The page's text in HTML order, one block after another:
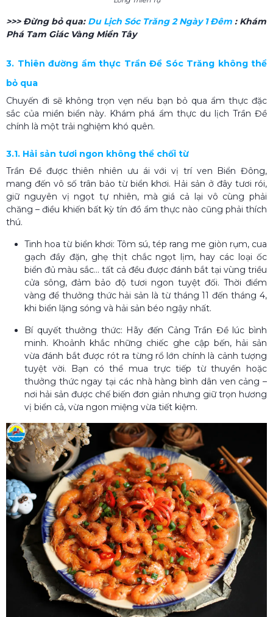
>>> Đừng bỏ qua: Du Lịch Sóc Trăng 2 Ngày 1 Đêm : Khám
Phá Tam Giác Vàng Miền Tây
3. Thiên đường ẩm thực Trần Đề Sóc Trăng không thể
bỏ qua
Chuyến đi sẽ không trọn vẹn nếu bạn bỏ qua ẩm thực đặc
sắc của miền biển này. Khám phá ẩm thực du lịch Trần Đề
chính là một trải nghiệm khó quên.
3.1. Hải sản tươi ngon không thể chối từ
Trần Đề được thiên nhiên ưu ái với vị trí ven Biển Đông,
mang đến vô số trân bảo từ biển khơi. Hải sản ở đây tươi rói,
giữ nguyên vị ngọt tự nhiên, mà giá cả lại vô cùng phải
chăng – điều khiến bất kỳ tín đồ ẩm thực nào cũng phải thích
thú.
Tinh hoa từ biển khơi: Tôm sú, tép rang me giòn rụm, cua
gạch đầy đặn, ghẹ thịt chắc ngọt lịm, hay các loại ốc
biển đủ màu sắc... tất cả đều được đánh bắt tại vùng triều
cửa sông, đảm bảo độ tươi ngon tuyệt đối. Thời điểm
vàng để thưởng thức hải sản là từ tháng 11 đến tháng 4,
khi biển lặng sóng và hải sản béo ngậy nhất.
Bí quyết thưởng thức: Hãy đến Cảng Trần Đề lúc bình
minh. Khoảnh khắc những chiếc ghe cập bến, hải sản
vừa đánh bắt được rót ra từng rổ lớn chính là cảnh tượng
tuyệt vời. Bạn có thể mua trực tiếp từ thuyền hoặc
thưởng thức ngay tại các nhà hàng bình dân ven cảng –
nơi hải sản được chế biến đơn giản nhưng giữ trọn hương
vị biển cả, vừa ngon miệng vừa tiết kiệm.